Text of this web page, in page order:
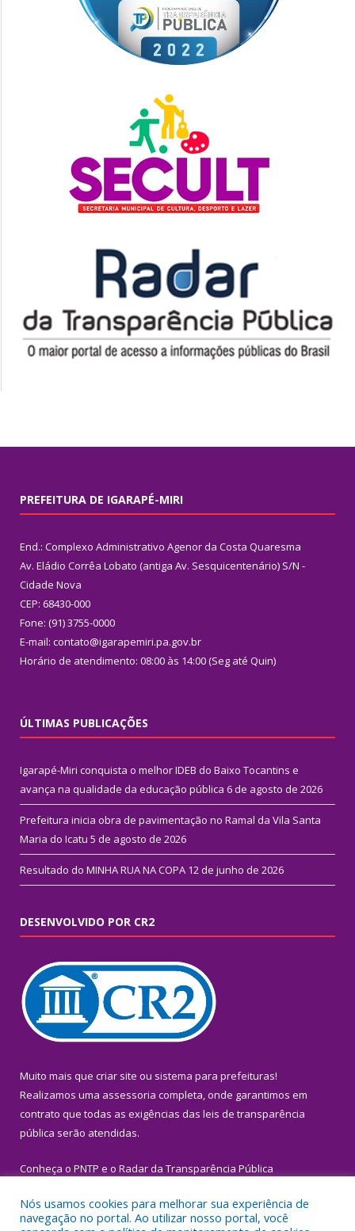
PREFEITURA DE IGARAPÉ-MIRI
End.: Complexo Administrativo Agenor da Costa Quaresma
Av. Eládio Corrêa Lobato (antiga Av. Sesquicentenário) S/N -
Cidade Nova
CEP: 68430-000
Fone: (91) 3755-0000
E-mail: contato@igarapemiri.pa.gov.br
Horário de atendimento: 08:00 às 14:00 (Seg até Quin)
ÚLTIMAS PUBLICAÇÕES
Igarapé-Miri conquista o melhor IDEB do Baixo Tocantins e
avança na qualidade da educação pública 6 de agosto de 2026
Prefeitura inicia obra de pavimentação no Ramal da Vila Santa
Maria do Icatu 5 de agosto de 2026
Resultado do MINHA RUA NA COPA 12 de junho de 2026
DESENVOLVIDO POR CR2
Muito mais que criar site ou sistema para prefeituras!
Realizamos uma assessoria completa, onde garantimos em
contrato que todas as exigências das leis de transparência
pública serão atendidas.
Conheça o PNTP e o Radar da Transparência Pública
Nós usamos cookies para melhorar sua experiência de
navegação no portal. Ao utilizar nosso portal, você